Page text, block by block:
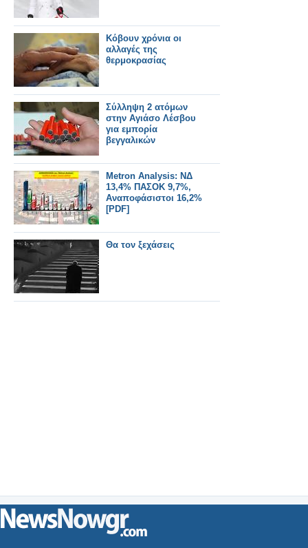
Κόβουν χρόνια οι
αλλαγές της
θερμοκρασίας
Σύλληψη 2 ατόμων
στην Αγιάσο Λέσβου
για εμπορία
βεγγαλικών
Metron Analysis: ΝΔ
13,4% ΠΑΣΟΚ 9,7%,
Αναποφάσιστοι 16,2%
[PDF]
Θα τον ξεχάσεις